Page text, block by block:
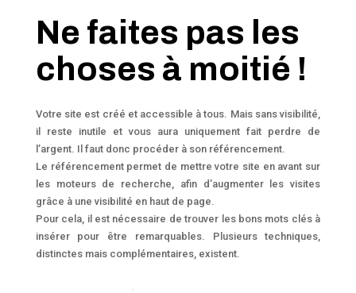
Ne faites pas les
choses à moitié !
Votre site est créé et accessible à tous. Mais sans visibilité,
il reste inutile et vous aura uniquement fait perdre de
l’argent. Il faut donc procéder à son référencement.
Le référencement permet de mettre votre site en avant sur
les moteurs de recherche, afin d’augmenter les visites
grâce à une visibilité en haut de page.
Pour cela, il est nécessaire de trouver les bons mots clés à
insérer pour être remarquables. Plusieurs techniques,
distinctes mais ​complémentaires,​ existent.